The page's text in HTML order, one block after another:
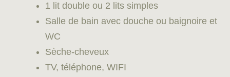
1 lit double ou 2 lits simples
Salle de bain avec douche ou baignoire et
WC
Sèche-cheveux
TV, téléphone, WIFI